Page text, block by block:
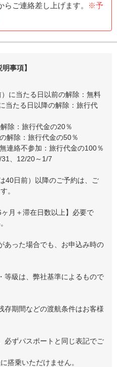
ご連絡差し上げます。
※予
明事項】
に当たる日以前の解除：無料
当たる日以降の解除：旅行代
除：旅行代金の20％
解除：旅行代金の50％
連絡不参加：旅行代金の100％
、12/20～1/7
40日前）以降のご予約は、ご
。
月＋滞在日数以上】必要で
あった場合でも、お申込み時の
等級は、弊社基準によるもので
存期間などの渡航条件はお客様
必ずパスポートと同じ表記でご
搭乗いただけません。